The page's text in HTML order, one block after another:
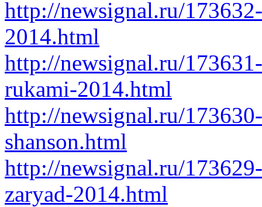
http://newsignal.ru/
2014.html
http://newsignal.ru/
rukami-2014.html
http://newsignal.ru/
shanson.html
http://newsignal.ru/
zaryad-2014.html